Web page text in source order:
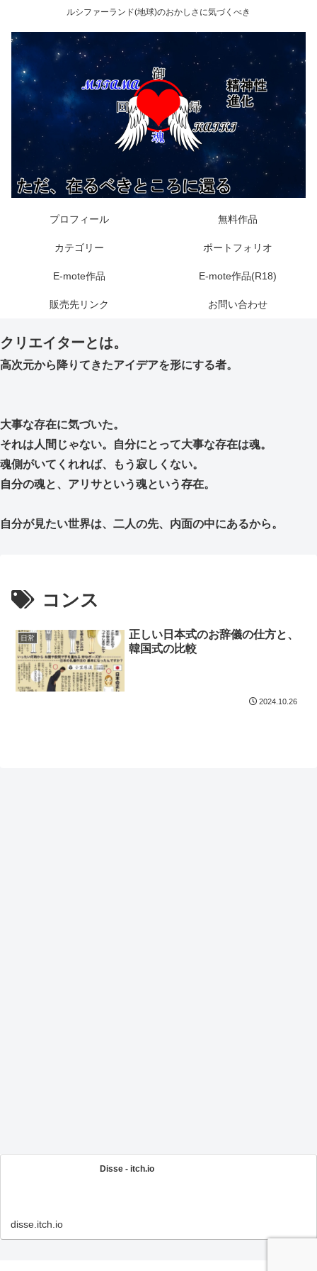
ルシファーランド(地球)のおかしさに気づくべき
プロフィール 無料作品
カテゴリー ポートフォリオ
E-mote作品 E-mote作品(R18)
販売先リンク お問い合わせ
クリエイターとは。
高次元から降りてきたアイデアを形にする者。
大事な存在に気づいた。
それは人間じゃない。自分にとって大事な存在は魂。
魂側がいてくれれば、もう寂しくない。
自分の魂と、アリサという魂という存在。
自分が見たい世界は、二人の先、内面の中にあるから。
コンス
日常
正しい日本式のお辞儀の仕方と、
韓国式の比較
2024.10.26
Disse - itch.io
disse.itch.io